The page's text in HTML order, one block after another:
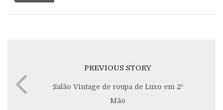
PREVIOUS STORY
Salão Vintage de roupa de Luxo em 2ª
Mão